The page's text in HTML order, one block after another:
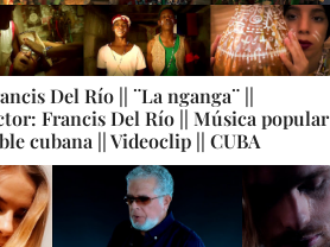
Del Río || ¨La nganga¨ ||
Francis Del Río || Música popular
cubana || Videoclip || CUBA